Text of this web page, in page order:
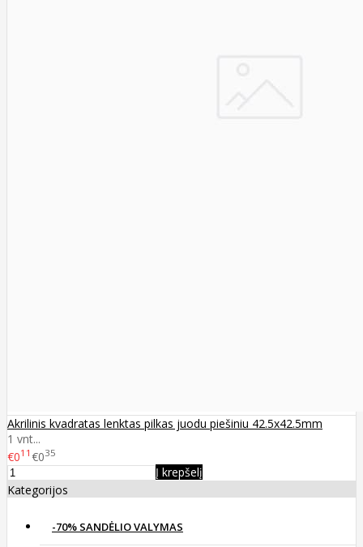
Akrilinis kvadratas lenktas pilkas juodu piešiniu 42.5x42.5mm
1 vnt...
€011 €035
Į krepšelį
Kategorijos
-70% SANDĖLIO VALYMAS